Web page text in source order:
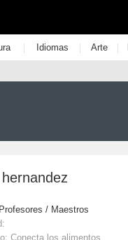
| Idiomas | Arte |
Profesores / Maestros
Conecta los alimentos